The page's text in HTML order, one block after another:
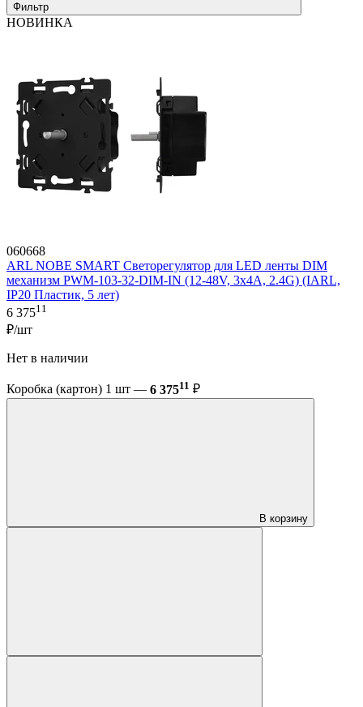
Фильтр
НОВИНКА
060668
ARL NOBE SMART Светорегулятор для LED ленты DIM
механизм PWM-103-32-DIM-IN (12-48V, 3х4A, 2.4G) (IARL,
IP20 Пластик, 5 лет)
6 37511
₽/шт
Нет в наличии
Коробка (картон) 1 шт — 6 37511 ₽
В корзину